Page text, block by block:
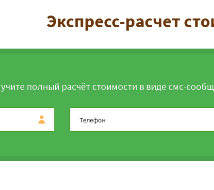
Экспресс-расчет
полный расчёт стоимости в виде смс-